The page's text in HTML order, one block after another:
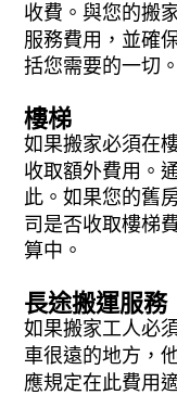
收費。與您的搬
服務費用，並確
括您需要的一切。
樓梯
如果搬家必須在
收取額外費用。
此。如果您的舊
司是否收取樓梯
算中。
長途搬運服務
如果搬家工人必
車很遠的地方，
應規定在此費用